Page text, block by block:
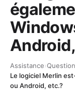
Assistance›
Le logiciel Merlin
ou Android, etc.?